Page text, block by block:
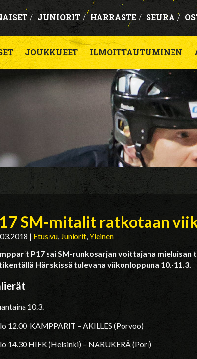
/ JUNIORIT / HARRASTE / SEURA /
JOUKKUEET ILMOITTAUTUMINEN
SM-mitalit ratkotaan
| Etusivu, Juniorit,Yleinen
P17 sai SM-runkosarjan voittajana
Hänskissä tulevana viikonloppuna 10.-11.3.
10.3.
12.00 KAMPPARIT – AKILLES (Porvoo)
14.30 HIFK (Helsinki) – NARUKERÄ (Pori)